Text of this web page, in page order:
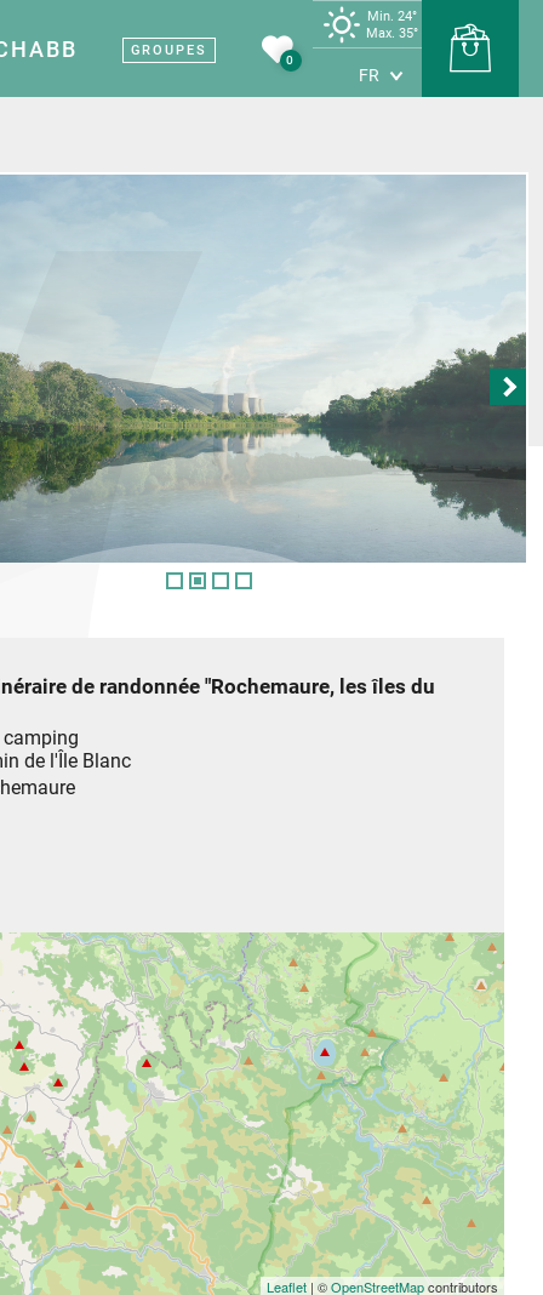
Terre de vin
savoureuses
et artisans
Nos sites et musées
Carte touristique
GROUPES
0
Min. 24°
Max. 35°
FR
de randonnée "Rochemaure, les îles du
camping
de l'Île Blanc
Leaflet | ©OpenStreetMapcontributors